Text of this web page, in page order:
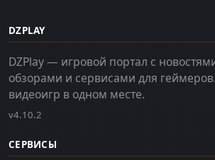
DZPLAY
DZPlay — игровой портал с
обзорами и сервисами для
видеоигр в одном месте.
v4.10.2
СЕРВИСЫ